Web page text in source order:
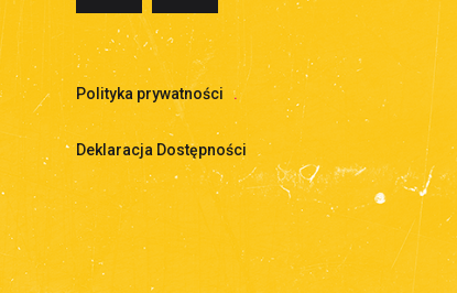
Polityka prywatności .
Deklaracja Dostępności